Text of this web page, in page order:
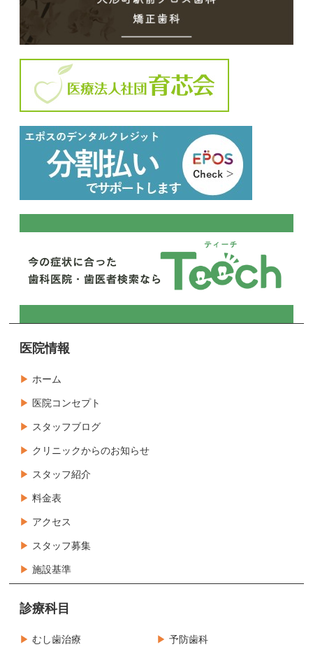
医院情報
ホーム
医院コンセプト
スタッフブログ
クリニックからのお知らせ
スタッフ紹介
料金表
アクセス
スタッフ募集
施設基準
診療科目
むし歯治療 予防歯科